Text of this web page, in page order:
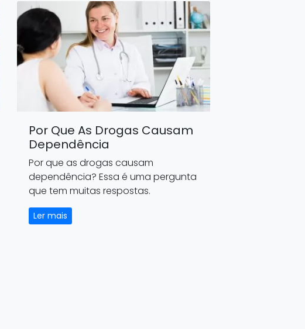
Por Que As Drogas Causam
Dependência
Por que as drogas causam
dependência? Essa é uma pergunta
que tem muitas respostas.
Ler mais